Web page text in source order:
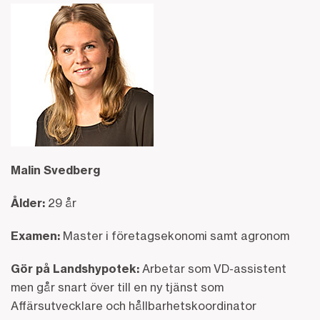
Malin Svedberg
Ålder: 29 år
Examen: Master i företagsekonomi samt agronom
Gör på Landshypotek: Arbetar som VD-assistent
men går snart över till en ny tjänst som
Affärsutvecklare och hållbarhetskoordinator